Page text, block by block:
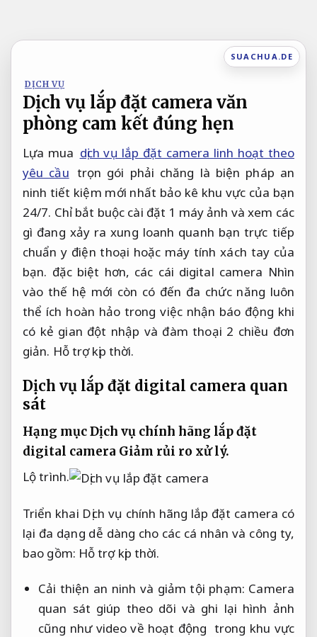
nội
SUACHUA.DE
DỊCH VỤ
Dịch vụ lắp đặt camera văn
phòng cam kết đúng hẹn
Lựa mua dịch vụ lắp đặt camera linh hoạt theo
yêu cầu trọn gói phải chăng là biện pháp an
ninh tiết kiệm mới nhất bảo kê khu vực của bạn
24/7. Chỉ bắt buộc cài đặt 1 máy ảnh và xem các
gì đang xảy ra xung loanh quanh bạn trực tiếp
chuẩn y điện thoại hoặc máy tính xách tay của
bạn. đặc biệt hơn, các cái digital camera Nhìn
vào thế hệ mới còn có đến đa chức năng luôn
thể ích hoàn hảo trong việc nhận báo động khi
có kẻ gian đột nhập và đàm thoại 2 chiều đơn
giản. Hỗ trợ kịp thời.
Dịch vụ lắp đặt digital camera quan
sát
Hạng mục Dịch vụ chính hãng lắp đặt
digital camera Giảm rủi ro xử lý.
Lộ trình.
Triển khai Dịch vụ chính hãng lắp đặt camera có
lại đa dạng dễ dàng cho các cá nhân và công ty,
bao gồm: Hỗ trợ kịp thời.
Cải thiện an ninh và giảm tội phạm: Camera
quan sát giúp theo dõi và ghi lại hình ảnh
cũng như video về hoạt động trong khu vực